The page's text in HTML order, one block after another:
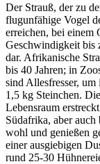
Der Strauß, der zu
flugunfähige Vogel
erreichen, bei
Geschwindigkeit bis
dar. Afrikanische
bis 40 Jahren; in
sind Allesfresser,
1,5 kg Steinchen.
Lebensraum
Südafrika, aber
wohl und genießen
einer ausgiebigen
rund 25-30